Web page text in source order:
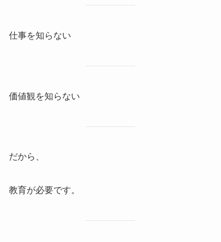
仕事を知らない
価値観を知らない
だから、
教育が必要です。